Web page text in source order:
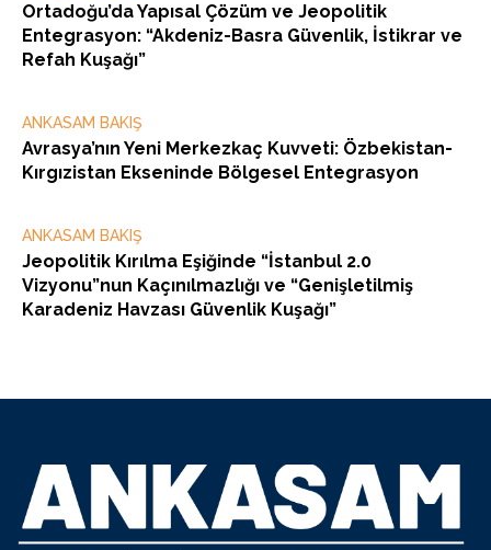
Ortadoğu’da Yapısal Çözüm ve Jeopolitik
Entegrasyon: “Akdeniz-Basra Güvenlik, İstikrar ve
Refah Kuşağı”
ANKASAM BAKIŞ
Avrasya’nın Yeni Merkezkaç Kuvveti: Özbekistan-
Kırgızistan Ekseninde Bölgesel Entegrasyon
ANKASAM BAKIŞ
Jeopolitik Kırılma Eşiğinde “İstanbul 2.0
Vizyonu”nun Kaçınılmazlığı ve “Genişletilmiş
Karadeniz Havzası Güvenlik Kuşağı”